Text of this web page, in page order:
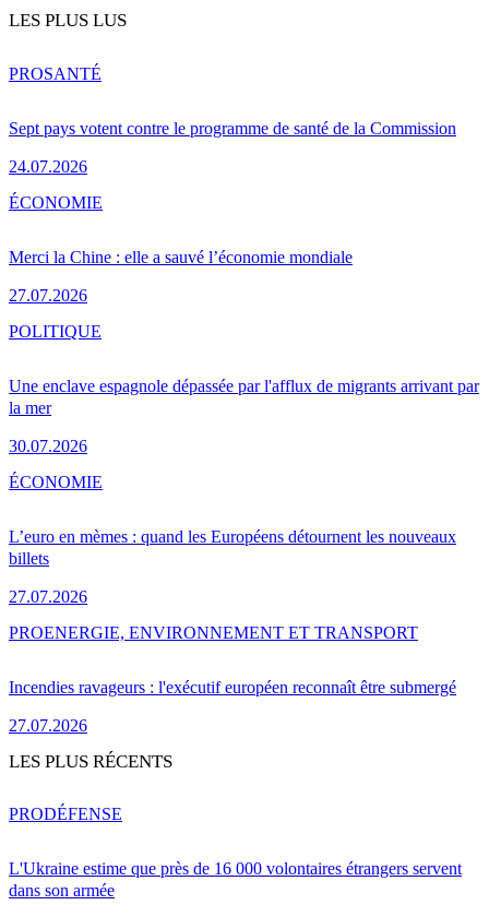
LES PLUS LUS
Sept pays votent contre le programme de santé de la Commission
24.07.2026
PROSANTÉ
Merci la Chine : elle a sauvé l’économie mondiale
27.07.2026
ÉCONOMIE
Une enclave espagnole dépassée par l'afflux de migrants arrivant par
la mer
30.07.2026
POLITIQUE
L’euro en mèmes : quand les Européens détournent les nouveaux
billets
27.07.2026
ÉCONOMIE
Incendies ravageurs : l'exécutif européen reconnaît être submergé
27.07.2026
PROENERGIE, ENVIRONNEMENT ET TRANSPORT
LES PLUS RÉCENTS
L'Ukraine estime que près de 16 000 volontaires étrangers servent
dans son armée
PRODÉFENSE